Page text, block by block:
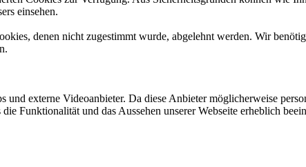
einsehen.
denen nicht zugestimmt wurde, abgelehnt werden. Wir
externe Videoanbieter. Da diese Anbieter möglicherweise
Funktionalität und das Aussehen unserer Webseite erheblich